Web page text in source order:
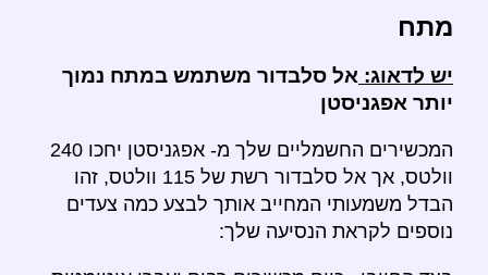
מתח
יש לדאוג: אל סלבדור משתמש במתח נמוך
יותר אפגניסטן
המכשירים החשמליים שלך מ- אפגניסטן יחכו 240
וולטס, אך אל סלבדור רשת של 115 וולטס, זהו
הבדל משמעותי המחייב אותך לבצע כמה צעדים
נוספים לקראת הנסיעה שלך: